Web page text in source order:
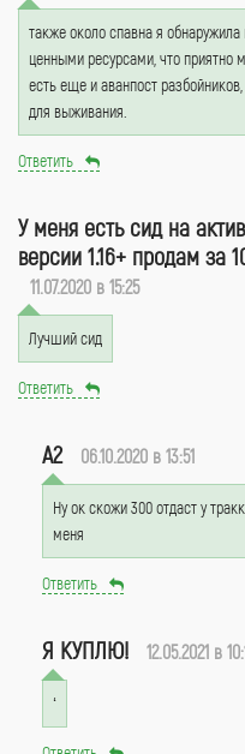
также около спавна я
ценными ресурсами, что приятно
есть еще и аванпост
для выживания.
Ответить
У меня есть сид на
версии 1.16+ продам за
11.07.2020 в 15:25
Лучший сид
Ответить
А2 06.10.2020 в 13:51
Ну ок скожи 300 отдаст у
меня
Ответить
Я КУПЛЮ! 12.05.2021 в
‘